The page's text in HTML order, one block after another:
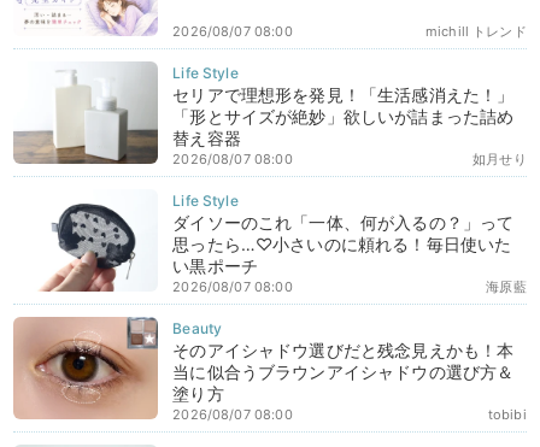
michill トレンド
2026/08/07 08:00
セリアで理想形を発見！「生活感消えた！」
「形とサイズが絶妙」欲しいが詰まった詰め
替え容器
如月せり
2026/08/07 08:00
ダイソーのこれ「一体、何が入るの？」って
思ったら…♡小さいのに頼れる！毎日使いた
い黒ポーチ
海原藍
2026/08/07 08:00
そのアイシャドウ選びだと残念見えかも！本
当に似合うブラウンアイシャドウの選び方＆
塗り方
tobibi
2026/08/07 08:00